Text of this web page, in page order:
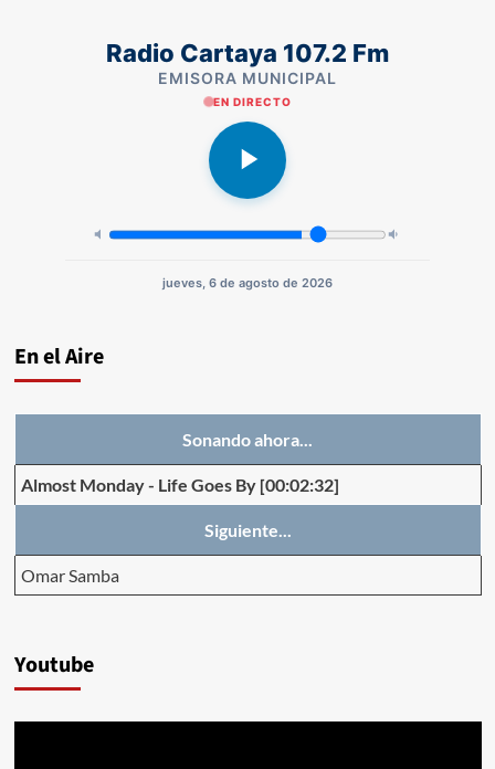
Radio Cartaya 107.2 Fm
EMISORA MUNICIPAL
EN DIRECTO
jueves, 6 de agosto de 2026
En el Aire
Sonando ahora...
Almost Monday- Life Goes By [00:02:32]
Siguiente...
Omar Samba
Youtube